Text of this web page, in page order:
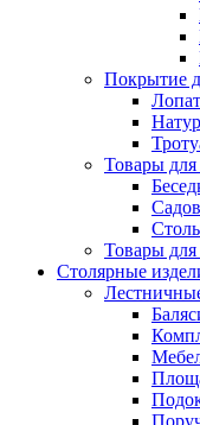
Покрытие
Товары для
Товары для
Столярные